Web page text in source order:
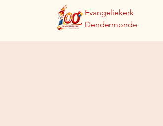
Evangeliekerk
Dendermonde